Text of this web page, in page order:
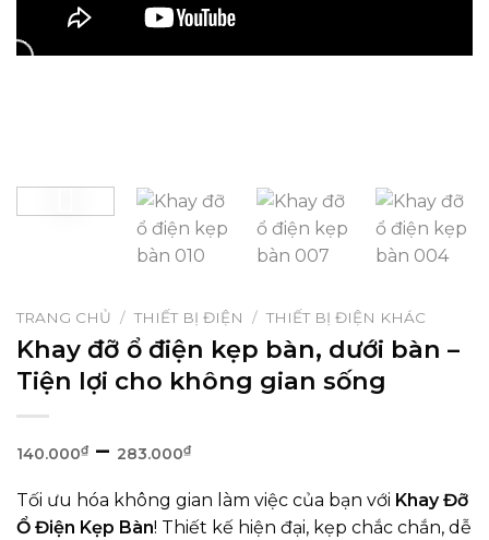
TRANG CHỦ / THIẾT BỊ ĐIỆN / THIẾT BỊ ĐIỆN KHÁC
Khay đỡ ổ điện kẹp bàn, dưới bàn –
Tiện lợi cho không gian sống
140.000₫ – 283.000₫Khoảng
từ
Tối ưu hóa không gian làm việc của bạn với Khay Đỡ
Ổ Điện Kẹp Bàn! Thiết kế hiện đại, kẹp chắc chắn, dễ